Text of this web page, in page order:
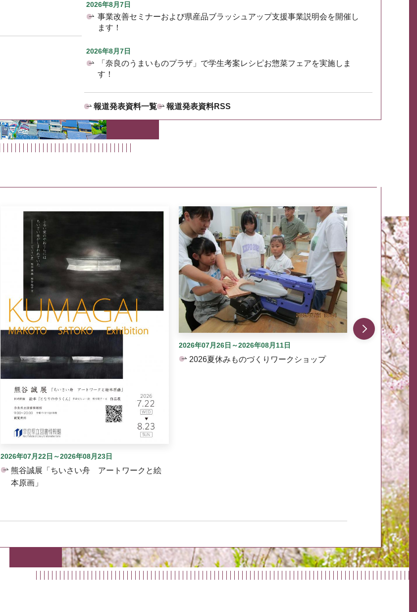
2026年8月7日
事業改善セミナーおよび県産品ブラッシュアップ支援事業説明会を開催し
ます！
2026年8月7日
「奈良のうまいものプラザ」で学生考案レシピお惣菜フェアを実施しま
す！
報道発表資料一覧 報道発表資料RSS
2026年07月22日～2026年08月23日
熊谷誠展「ちいさい舟 アートワークと絵
本原画」
2026年07月26日～2026年08月11日
2026夏休みものづくりワークショップ